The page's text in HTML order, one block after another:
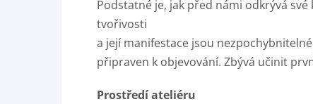
Podstatné je, jak před námi odkrývá
tvořivosti
a její manifestace jsou
připraven k objevování. Zbývá učinit
Prostředí ateliéru